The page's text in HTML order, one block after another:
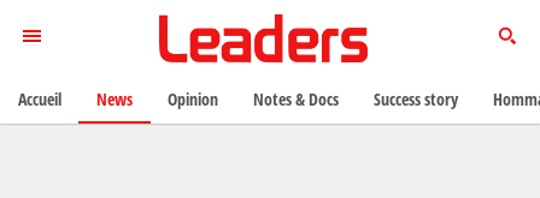
Accueil News Opinion Notes & Docs Success story